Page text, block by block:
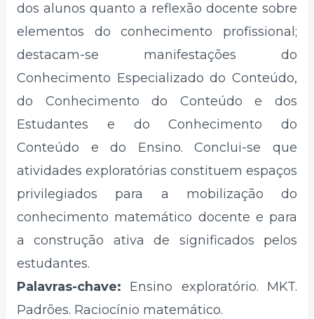
dos alunos quanto a reflexão docente sobre
elementos do conhecimento profissional;
destacam-se manifestações do
Conhecimento Especializado do Conteúdo,
do Conhecimento do Conteúdo e dos
Estudantes e do Conhecimento do
Conteúdo e do Ensino. Conclui-se que
atividades exploratórias constituem espaços
privilegiados para a mobilização do
conhecimento matemático docente e para
a construção ativa de significados pelos
estudantes.
Palavras-chave: Ensino exploratório. MKT.
Padrões. Raciocínio matemático.